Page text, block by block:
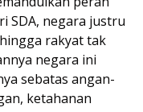
SDA, negara justru
rakyat tak
negara ini
sebatas angan-
ketahanan